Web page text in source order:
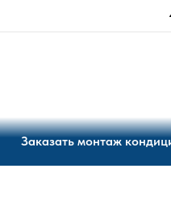
Заказать монтаж